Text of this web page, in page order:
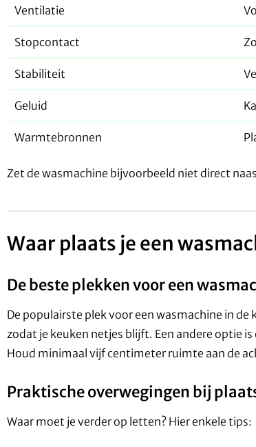
Ventilatie
Stopcontact
Stabiliteit
Geluid
Warmtebronnen
Zet de wasmachine bijvoorbeeld niet direct
Waar plaats je een
De beste plekken voor een
De populairste plek voor een wasmachine in
zodat je keuken netjes blijft. Een andere optie
Houd minimaal vijf centimeter ruimte aan de
Praktische overwegingen bij
Waar moet je verder op letten? Hier enkele tips: